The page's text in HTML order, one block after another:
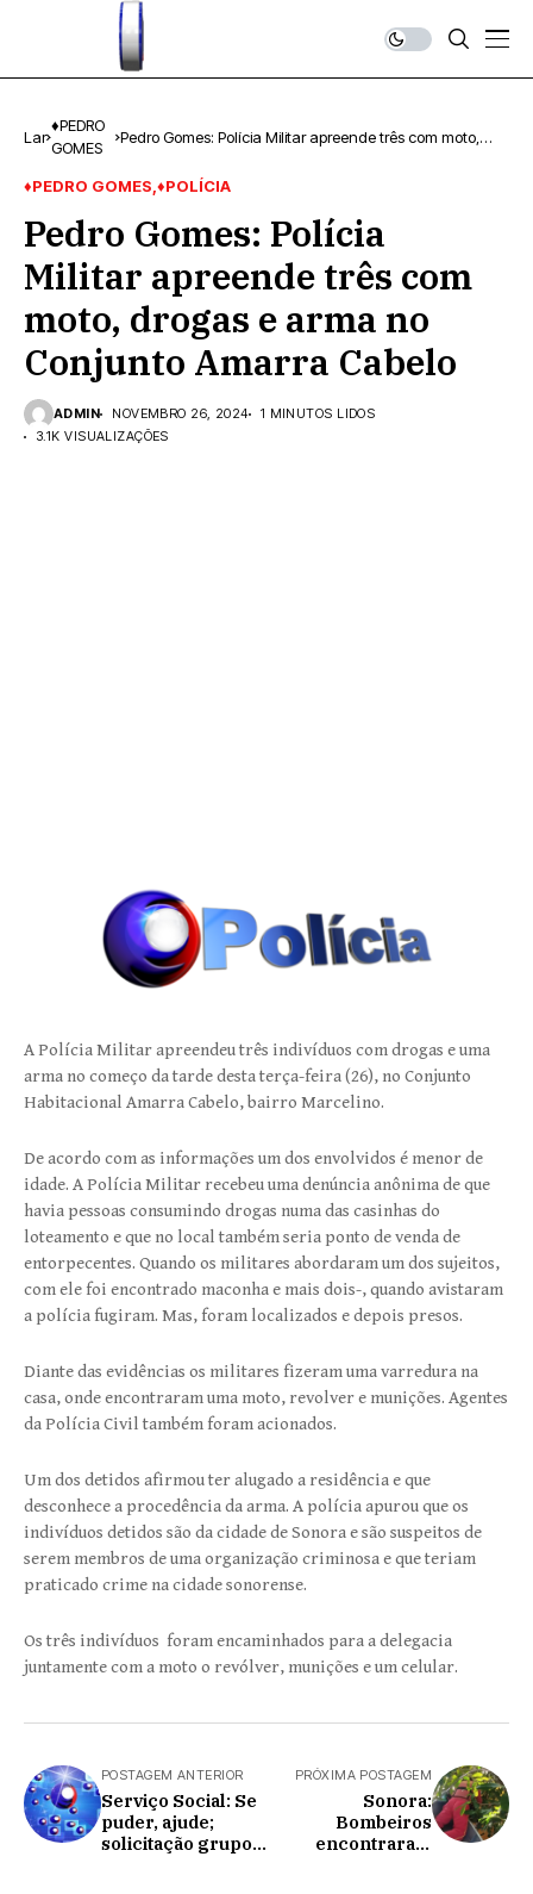
Lar
♦PEDRO
GOMES
Pedro Gomes: Polícia Militar apreende três com moto,
♦PEDRO GOMES ♦POLÍCIA
Pedro Gomes: Polícia
Militar apreende três com
moto, drogas e arma no
Conjunto Amarra Cabelo
ADMIN NOVEMBRO 26, 2024
1 MINUTOS LIDOS
3.1K VISUALIZAÇÕES
A Polícia Militar apreendeu três indivíduos com drogas e uma
arma no começo da tarde desta terça-feira (26), no Conjunto
Habitacional Amarra Cabelo, bairro Marcelino.
De acordo com as informações um dos envolvidos é menor de
idade. A Polícia Militar recebeu uma denúncia anônima de que
havia pessoas consumindo drogas numa das casinhas do
loteamento e que no local também seria ponto de venda de
entorpecentes. Quando os militares abordaram um dos sujeitos,
com ele foi encontrado maconha e mais dois-, quando avistaram
a polícia fugiram. Mas, foram localizados e depois presos.
Diante das evidências os militares fizeram uma varredura na
casa, onde encontraram uma moto, revolver e munições. Agentes
da Polícia Civil também foram acionados.
Um dos detidos afirmou ter alugado a residência e que
desconhece a procedência da arma. A polícia apurou que os
indivíduos detidos são da cidade de Sonora e são suspeitos de
serem membros de uma organização criminosa e que teriam
praticado crime na cidade sonorense.
Os três indivíduos foram encaminhados para a delegacia
juntamente com a moto o revólver, munições e um celular.
POSTAGEM ANTERIOR
Serviço Social: Se
puder, ajude;
solicitação grupos
PRÓXIMA POSTAGEM
Sonora:
Bombeiros
encontraram